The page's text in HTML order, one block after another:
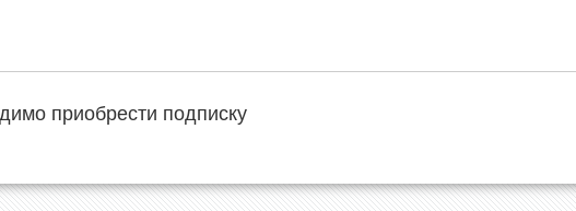
приобрести подписку